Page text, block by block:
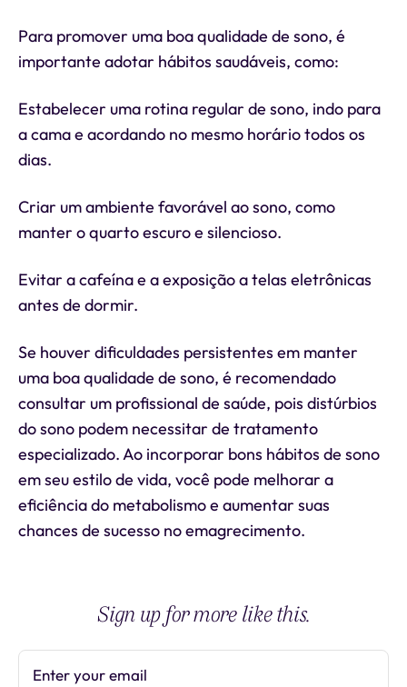
Para promover uma boa qualidade de sono, é
importante adotar hábitos saudáveis, como:
Estabelecer uma rotina regular de sono, indo para
a cama e acordando no mesmo horário todos os
dias.
Criar um ambiente favorável ao sono, como
manter o quarto escuro e silencioso.
Evitar a cafeína e a exposição a telas eletrônicas
antes de dormir.
Se houver dificuldades persistentes em manter
uma boa qualidade de sono, é recomendado
consultar um profissional de saúde, pois distúrbios
do sono podem necessitar de tratamento
especializado. Ao incorporar bons hábitos de sono
em seu estilo de vida, você pode melhorar a
eficiência do metabolismo e aumentar suas
chances de sucesso no emagrecimento.
Sign up for more like this.
Enter your email